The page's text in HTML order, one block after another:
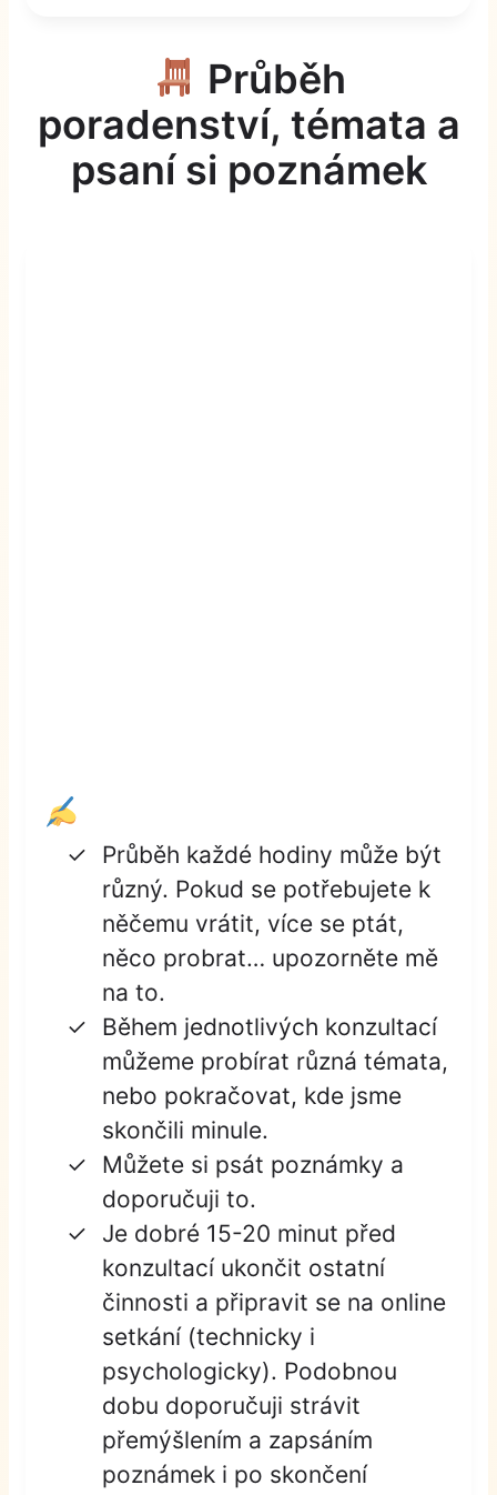
Průběh
poradenství, témata a
psaní si poznámek
Průběh každé hodiny může být
různý. Pokud se potřebujete k
něčemu vrátit, více se ptát,
něco probrat… upozorněte mě
na to.
Během jednotlivých konzultací
můžeme probírat různá témata,
nebo pokračovat, kde jsme
skončili minule.
Můžete si psát poznámky a
doporučuji to.
Je dobré 15-20 minut před
konzultací ukončit ostatní
činnosti a připravit se na online
setkání (technicky i
psychologicky). Podobnou
dobu doporučuji strávit
přemýšlením a zapsáním
poznámek i po skončení